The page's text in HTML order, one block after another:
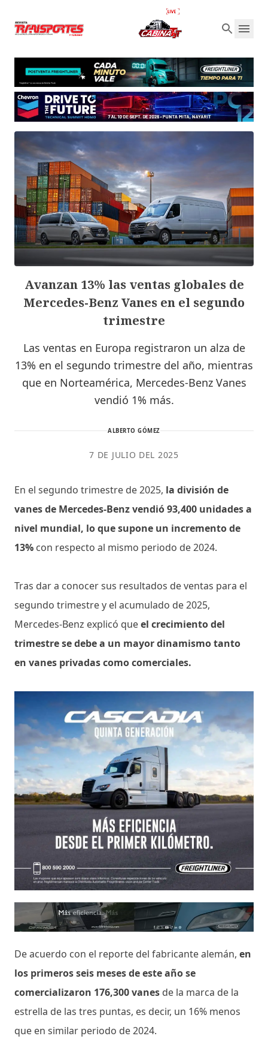
Avanzan 13% las ventas globales de
Mercedes-Benz Vanes en el segundo
trimestre
Las ventas en Europa registraron un alza de
13% en el segundo trimestre del año, mientras
que en Norteamérica, Mercedes-Benz Vanes
vendió 1% más.
ALBERTO GÓMEZ
7 DE JULIO DEL 2025
En el segundo trimestre de 2025, la división de
vanes de Mercedes-Benz vendió 93,400 unidades a
nivel mundial, lo que supone un incremento de
13% con respecto al mismo periodo de 2024.
Tras dar a conocer sus resultados de ventas para el
segundo trimestre y el acumulado de 2025,
Mercedes-Benz explicó queel crecimiento del
trimestre se debe a un mayor dinamismo tanto
en vanes privadas como comerciales.
De acuerdo con el reporte del fabricante alemán, en
los primeros seis meses de este año se
comercializaron 176,300 vanes de la marca de la
estrella de las tres puntas, es decir, un 16% menos
que en similar periodo de 2024.